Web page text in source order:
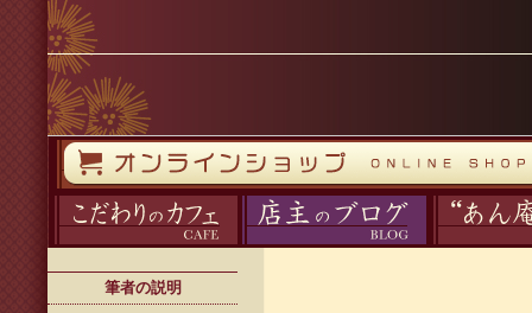
筆者の説明